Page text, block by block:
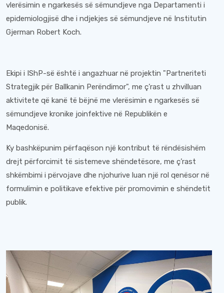
vlerësimin e ngarkesës së sëmundjeve nga Departamenti i
epidemiologjisë dhe i ndjekjes së sëmundjeve në Institutin
Gjerman Robert Koch.
Ekipi i IShP-së është i angazhuar në projektin "Partneriteti
Strategjik për Ballkanin Perëndimor", me ç’rast u zhvilluan
aktivitete që kanë të bëjnë me vlerësimin e ngarkesës së
sëmundjeve kronike joinfektive në Republikën e
Maqedonisë.
Ky bashkëpunim përfaqëson një kontribut të rëndësishëm
drejt përforcimit të sistemeve shëndetësore, me ç’rast
shkëmbimi i përvojave dhe njohurive luan një rol qenësor në
formulimin e politikave efektive për promovimin e shëndetit
publik.